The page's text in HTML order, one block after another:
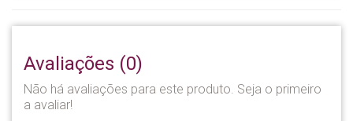
Avaliações (0)
Não há avaliações para este produto. Seja o primeiro
a avaliar!